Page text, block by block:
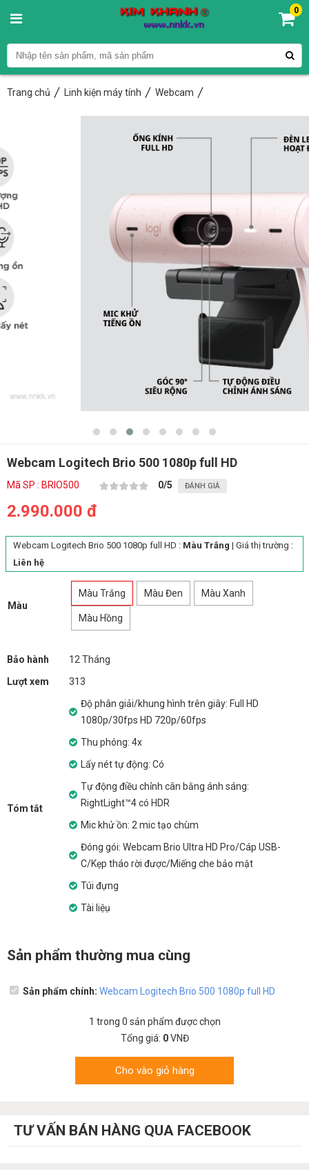
0
Trang chủ Linh kiện máy tính Webcam
Webcam Logitech Brio 500 1080p full HD
Mã SP : BRIO500 0/5 ĐÁNH GIÁ
2.990.000 đ
Webcam Logitech Brio 500 1080p full HD : Màu Trắng | Giá thị trường :
Liên hệ
Màu
Màu Trắng Màu Đen Màu Xanh
Màu Hồng
Bảo hành
12 Tháng
Lượt xem
313
Tóm tắt
Độ phân giải/khung hình trên giây: Full HD
1080p/30fps HD 720p/60fps
Thu phóng: 4x
Lấy nét tự động: Có
Tự động điều chỉnh cân bằng ánh sáng:
RightLight™4 có HDR
Mic khử ồn: 2 mic tạo chùm
Đóng gói: Webcam Brio Ultra HD Pro/Cáp USB-
C/Kẹp tháo rời được/Miếng che bảo mật
Túi đựng
Tài liệụ
Sản phẩm thường mua cùng
Sản phẩm chính: Webcam Logitech Brio 500 1080p full HD
1 trong 0 sản phẩm được chọn
Tổng giá: 0VNĐ
Cho vào giỏ hàng
TƯ VẤN BÁN HÀNG QUA FACEBOOK